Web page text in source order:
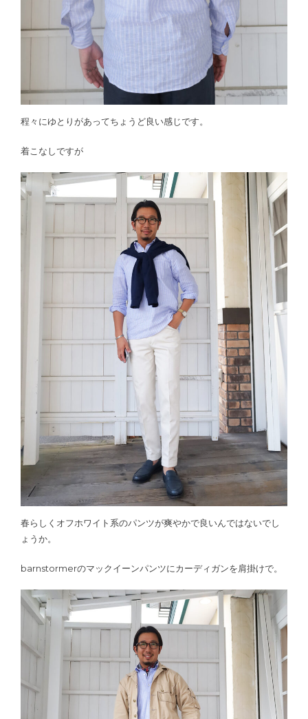
程々にゆとりがあってちょうど良い感じです。
着こなしですが
春らしくオフホワイト系のパンツが爽やかで良いんではないでし
ょうか。
barnstormerのマックイーンパンツにカーディガンを肩掛けで。